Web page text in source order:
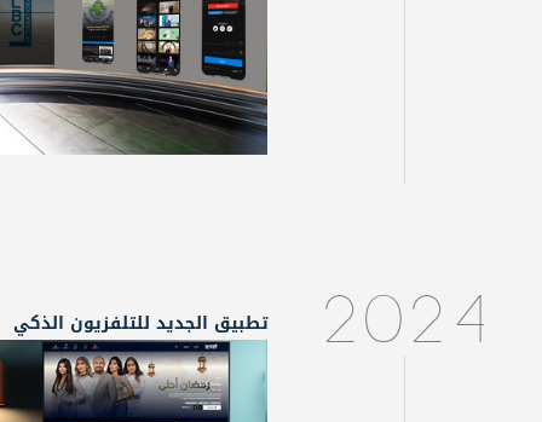
2024 تطبيق الجديد للتلفزيون الذكي